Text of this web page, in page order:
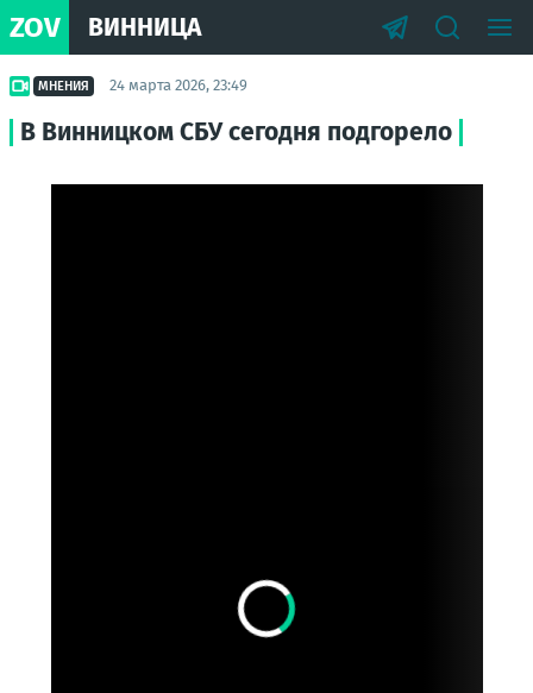
ZOV ВИННИЦА
МНЕНИЯ 24 марта 2026, 23:49
В Винницком СБУ сегодня подгорело